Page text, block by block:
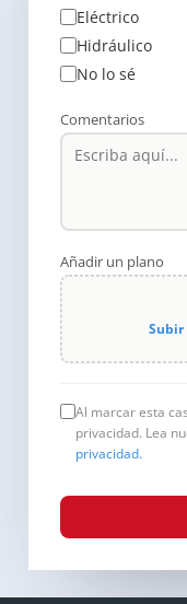
Eléctrico
Hidráulico
No lo sé
Comentarios
Añadir un plano
Subir
Al marcar esta
privacidad. Lea
privacidad.